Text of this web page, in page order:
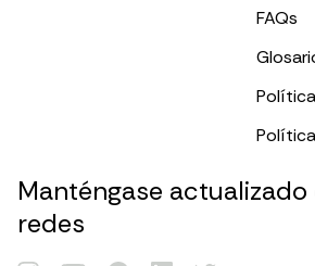
FAQs
Manténgase
redes